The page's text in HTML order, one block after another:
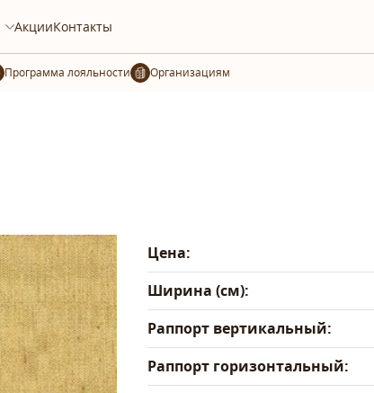
АкцииКонтакты
Организациям
Цена:
Ширина (см):
Раппорт вертикальный:
Раппорт горизонтальный: